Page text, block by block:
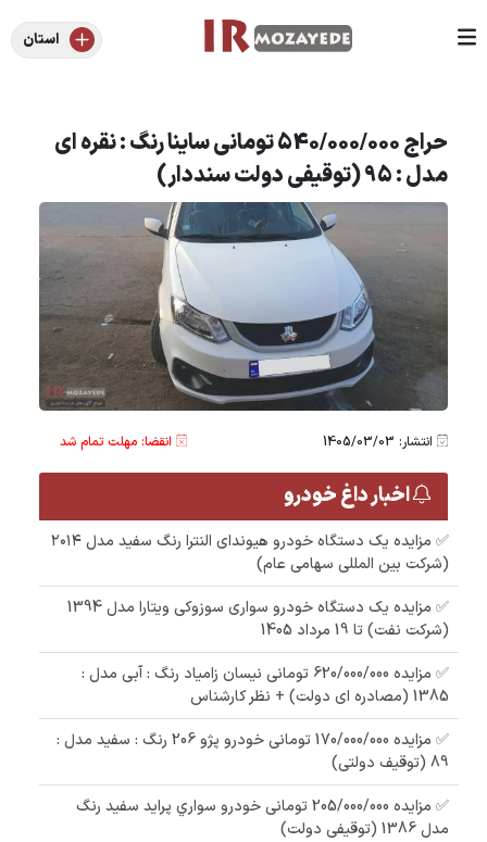
استان
حراج 540/000/000 تومانی ساینا رنگ : نقره ای
مدل : 95 (توقیفی دولت سنددار)
انتشار: 1405/03/03 انقضا: مهلت تمام شد
اخبار داغ خودرو
✅ مزایده یک دستگاه خودرو هیوندای النترا رنگ سفید مدل ۲۰۱۴
(شرکت بین المللی سهامی عام)
✅ مزایده یک دستگاه خودرو سواری سوزوکی ویتارا مدل 1394
(شرکت نفت) تا 19 مرداد 1405
✅ مزایده 620/000/000 تومانی نیسان زامیاد رنگ : آبی مدل :
1385 (مصادره ای دولت) + نظر کارشناس
✅ مزایده 170/000/000 تومانی خودرو پژو 206 رنگ : سفید مدل :
89 (توقیف دولتی)
✅ مزایده 205/000/000 تومانی خودرو سواري پرايد سفيد رنگ
مدل 1386 (توقیفی دولت)